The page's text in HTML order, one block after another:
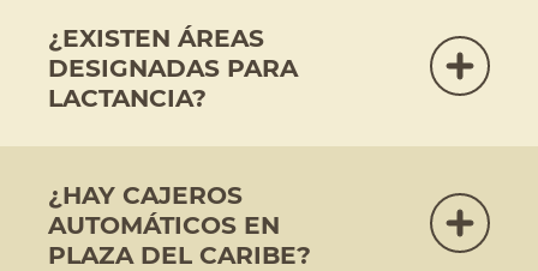
¿EXISTEN ÁREAS
DESIGNADAS PARA
LACTANCIA?
¿HAY CAJEROS
AUTOMÁTICOS EN
PLAZA DEL CARIBE?